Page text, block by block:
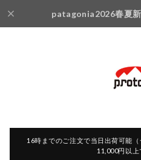
patagonia2026春夏新
16時までのご注文で当日出荷可能
11,000円以